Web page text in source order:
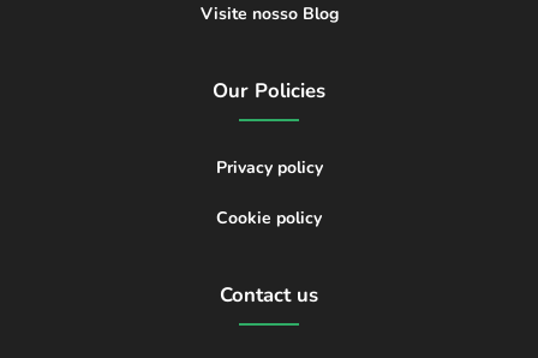
Visite nosso Blog
Our Policies
Privacy policy
Cookie policy
Contact us